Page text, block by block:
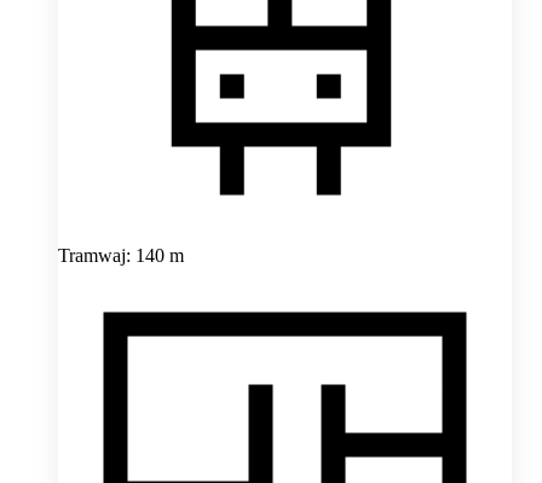
Tramwaj: 140 m